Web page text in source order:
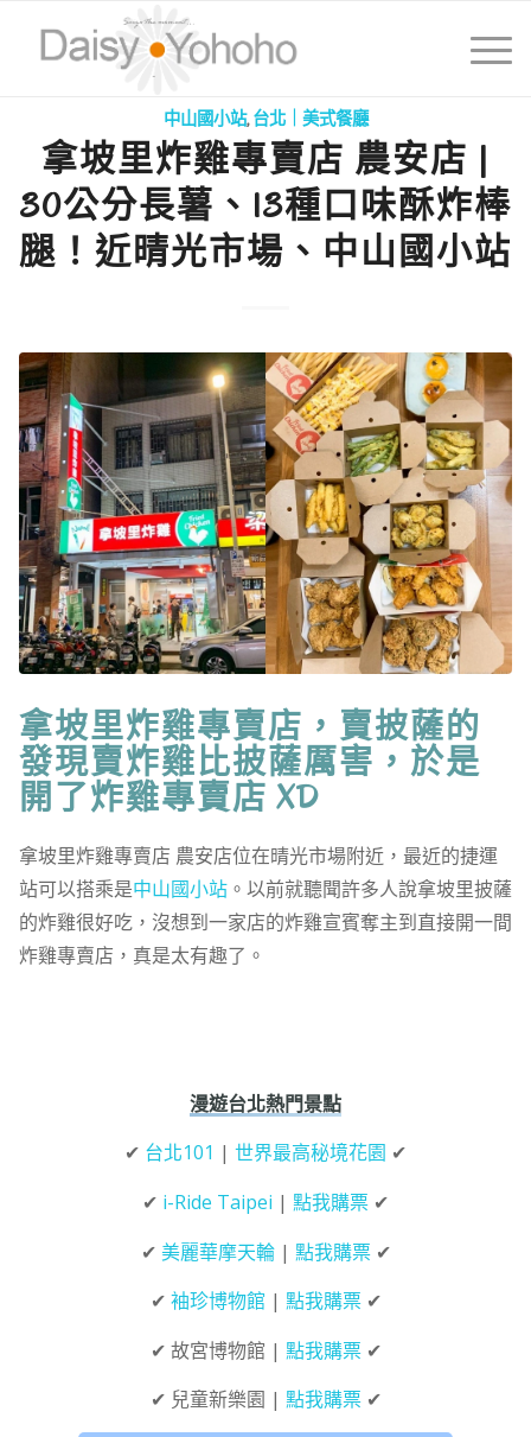
中山國小站,台北｜美式餐廳
拿坡里炸雞專賣店 農安店 |
30公分長薯、13種口味酥炸棒
腿！近晴光市場、中山國小站
拿坡里炸雞專賣店，賣披薩的
發現賣炸雞比披薩厲害，於是
開了炸雞專賣店 XD
拿坡里炸雞專賣店 農安店位在晴光市場附近，最近的捷運
站可以搭乘是中山國小站。以前就聽聞許多人說拿坡里披薩
的炸雞很好吃，沒想到一家店的炸雞宣賓奪主到直接開一間
炸雞專賣店，真是太有趣了。
漫遊台北熱門景點
✔ 台北101 | 世界最高秘境花園 ✔
✔ i-Ride Taipei | 點我購票 ✔
✔ 美麗華摩天輪| 點我購票✔
✔ 袖珍博物館| 點我購票✔
✔ 故宮博物館 | 點我購票✔
✔ 兒童新樂園 | 點我購票✔